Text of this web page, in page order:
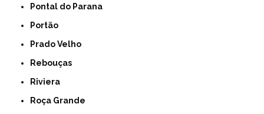
Pontal do Parana
Portão
Prado Velho
Rebouças
Riviera
Roça Grande